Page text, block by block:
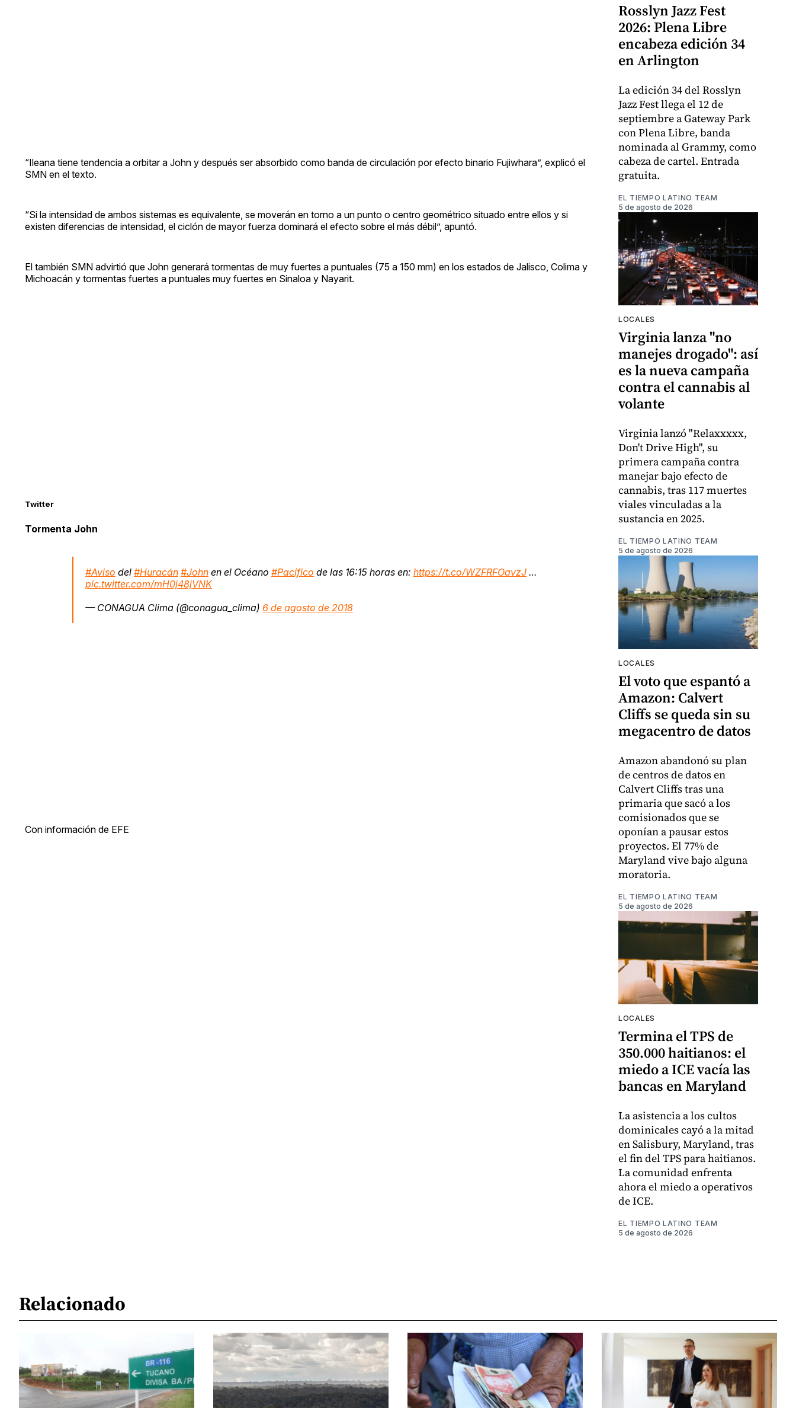
“Ileana tiene tendencia a orbitar a John y después ser absorbido como banda de circulación por efecto binario Fujiwhara”, explicó el
SMN en el texto.
“Si la intensidad de ambos sistemas es equivalente, se moverán en torno a un punto o centro geométrico situado entre ellos y si
existen diferencias de intensidad, el ciclón de mayor fuerza dominará el efecto sobre el más débil”, apuntó.
El también SMN advirtió que John generará tormentas de muy fuertes a puntuales (75 a 150 mm) en los estados de Jalisco, Colima y
Michoacán y tormentas fuertes a puntuales muy fuertes en Sinaloa y Nayarit.
Twitter
Tormenta John
#Aviso del #Huracán #John en el Océano #Pacífico de las 16:15 horas en: https://t.co/WZFRFOavzJ …
pic.twitter.com/mH0j48jVNK
— CONAGUA Clima (@conagua_clima) 6 de agosto de 2018
Con información de EFE
Rosslyn Jazz Fest
2026: Plena Libre
encabeza edición 34
en Arlington
La edición 34 del Rosslyn
Jazz Fest llega el 12 de
septiembre a Gateway Park
con Plena Libre, banda
nominada al Grammy, como
cabeza de cartel. Entrada
gratuita.
EL TIEMPO LATINO TEAM
5 de agosto de 2026
LOCALES
Virginia lanza "no
manejes drogado": así
es la nueva campaña
contra el cannabis al
volante
Virginia lanzó "Relaxxxxx,
Don't Drive High", su
primera campaña contra
manejar bajo efecto de
cannabis, tras 117 muertes
viales vinculadas a la
sustancia en 2025.
EL TIEMPO LATINO TEAM
5 de agosto de 2026
LOCALES
El voto que espantó a
Amazon: Calvert
Cliffs se queda sin su
megacentro de datos
Amazon abandonó su plan
de centros de datos en
Calvert Cliffs tras una
primaria que sacó a los
comisionados que se
oponían a pausar estos
proyectos. El 77% de
Maryland vive bajo alguna
moratoria.
EL TIEMPO LATINO TEAM
5 de agosto de 2026
LOCALES
Termina el TPS de
350.000 haitianos: el
miedo a ICE vacía las
bancas en Maryland
La asistencia a los cultos
dominicales cayó a la mitad
en Salisbury, Maryland, tras
el fin del TPS para haitianos.
La comunidad enfrenta
ahora el miedo a operativos
de ICE.
EL TIEMPO LATINO TEAM
5 de agosto de 2026
Relacionado